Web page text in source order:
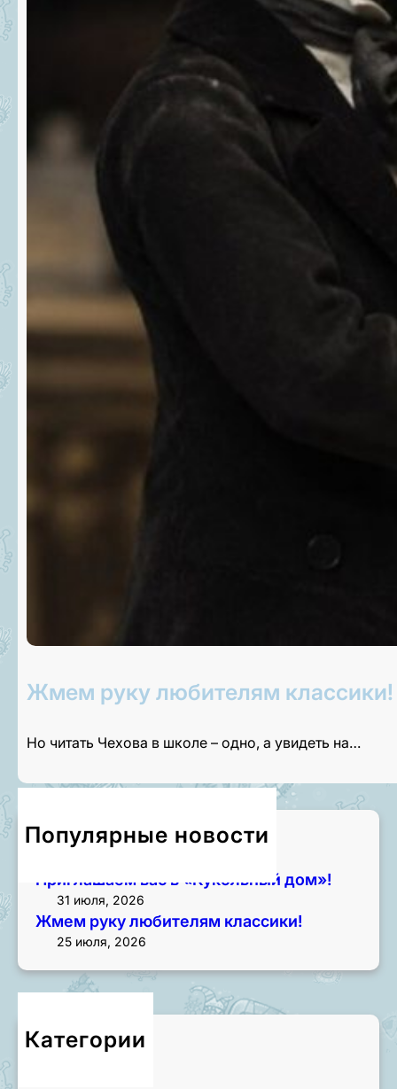
Жмем руку любителям классики!
Но читать Чехова в школе – одно, а увидеть на…
Популярные новости
Приглашаем на экскурсии!
Приглашаем вас в «Кукольный дом»!
31 июля, 2026
Жмем руку любителям классики!
25 июля, 2026
Категории
Новости